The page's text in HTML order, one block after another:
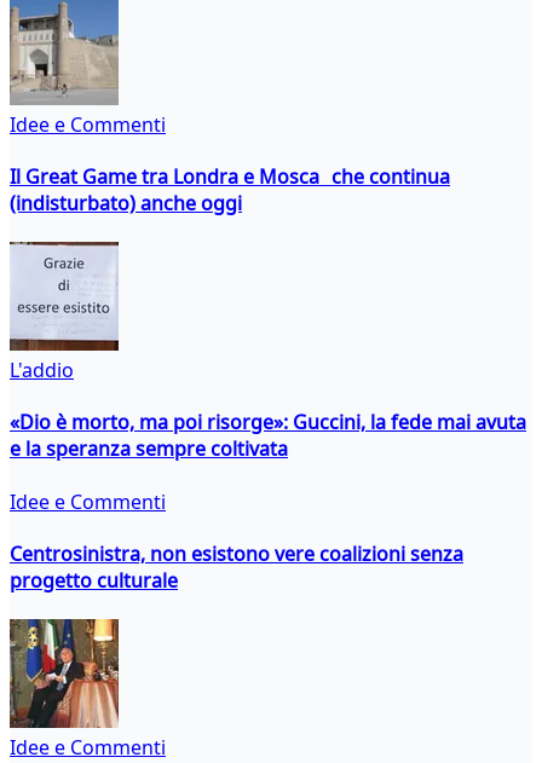
Idee e Commenti
Il Great Game tra Londra e Mosca che continua
(indisturbato) anche oggi
L'addio
«Dio è morto, ma poi risorge»: Guccini, la fede mai avuta
e la speranza sempre coltivata
Idee e Commenti
Centrosinistra, non esistono vere coalizioni senza
progetto culturale
Idee e Commenti